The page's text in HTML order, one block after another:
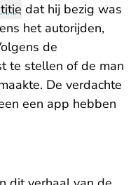
dat hij bezig was
het autorijden,
de
te stellen of de man
De verdachte
een app hebben